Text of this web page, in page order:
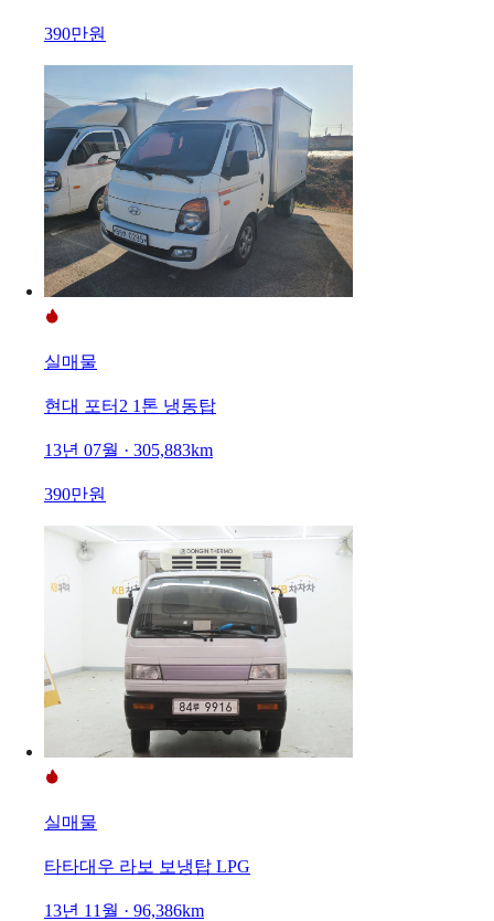
390만원
실매물
현대 포터2 1톤 냉동탑
13년 07월 · 305,883km
390만원
실매물
타타대우 라보 보냉탑 LPG
13년 11월 · 96,386km